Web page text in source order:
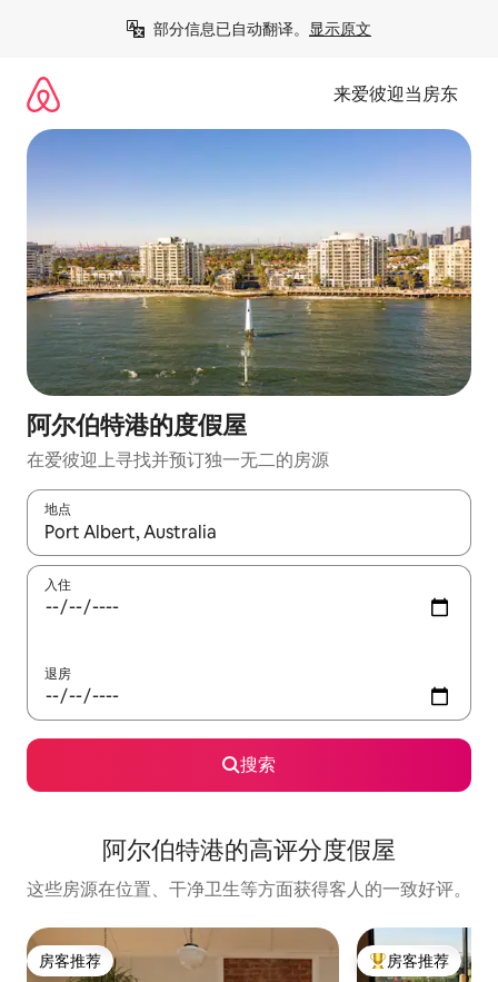
部分信息已自动翻译。 显示原文
来爱彼迎当房东
阿尔伯特港的度假屋
在爱彼迎上寻找并预订独一无二的房源
地点
如有搜索结果，请使用上下方向键查看，或通过点击或滑动手势
入住
退房
搜索
阿尔伯特港的高评分度假屋
这些房源在位置、干净卫生等方面获得客人的一致好评。
房客推荐
房客推荐 热门「房客推荐」
房客推荐